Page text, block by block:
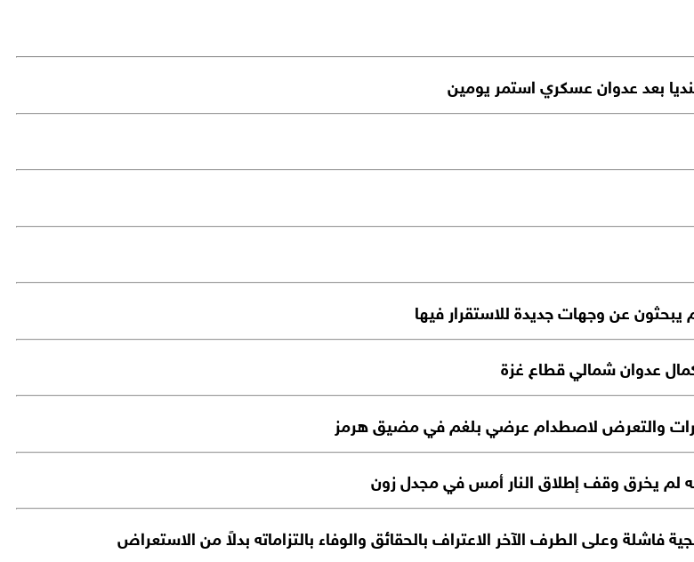
بعد عدوان عسكري استمر يومين
يبحثون عن وجهات جديدة للاستقرار فيها
عدوان شمالي قطاع غزة
والتعرض لاصطدام عرضي بلغم في مضيق هرمز
لم يخرق وقف إطلاق النار أمس في مجدل زون
فاشلة وعلى الطرف الآخر الاعتراف بالحقائق والوفاء بالتزاماته بدلاً من الاستعراض